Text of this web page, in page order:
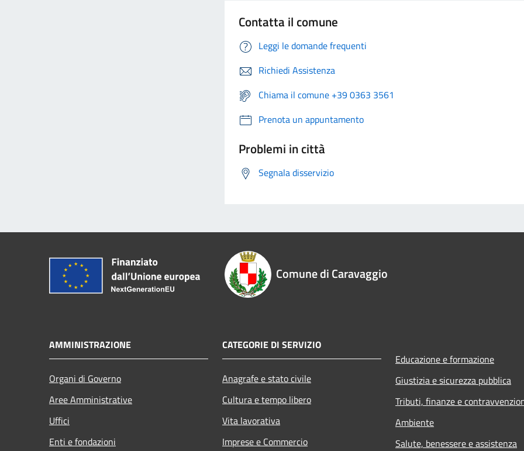
Contatta il comune
Leggi le domande frequenti
Richiedi Assistenza
Chiama il comune +39 0363 3561
Prenota un appuntamento
Problemi in città
Segnala disservizio
Comune di Caravaggio
AMMINISTRAZIONE
Organi di Governo
Aree Amministrative
Uffici
Enti e fondazioni
CATEGORIE DI SERVIZIO
Anagrafe e stato civile
Cultura e tempo libero
Vita lavorativa
Imprese e Commercio
Educazione e formazione
Giustizia e sicurezza pubblica
Tributi, finanze e
Ambiente
Salute, benessere e assistenza